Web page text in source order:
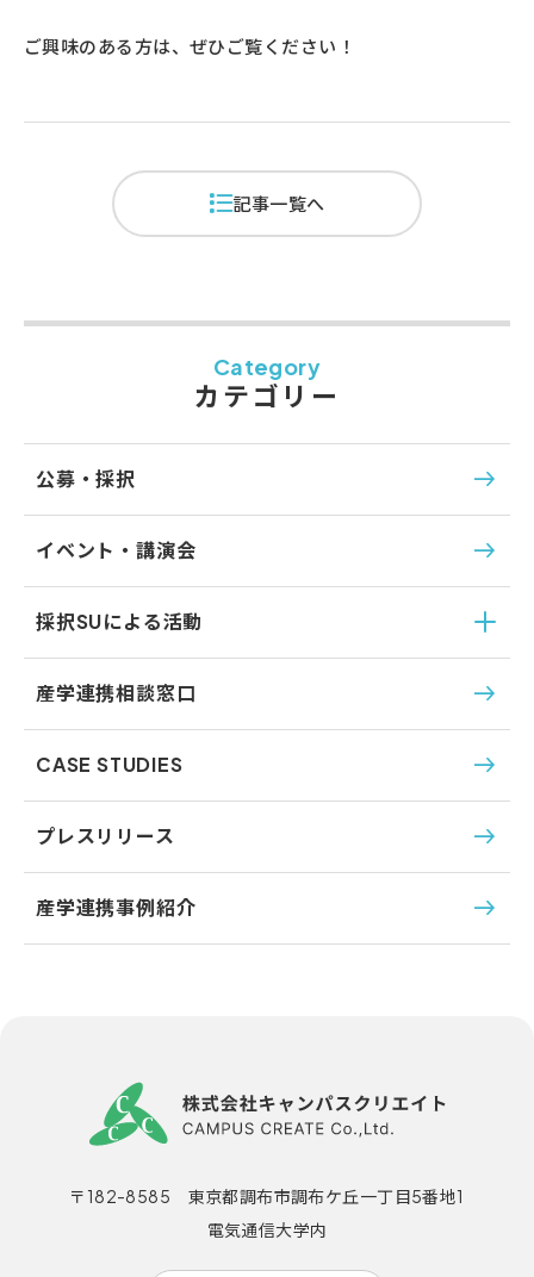
ご興味のある方は、ぜひご覧ください！
記事一覧へ
Category
カテゴリー
公募・採択
イベント・講演会
採択SUによる活動
産学連携相談窓口
CASE STUDIES
プレスリリース
産学連携事例紹介
〒182-8585 東京都調布市調布ケ丘一丁目5番地1
電気通信大学内